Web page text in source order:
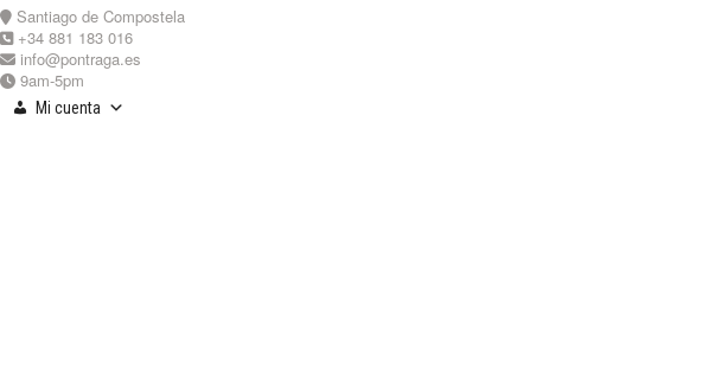
Skip
to
content
Santiago de Compostela
+34 881 183 016
info@pontraga.es
9am-5pm
Mi cuenta